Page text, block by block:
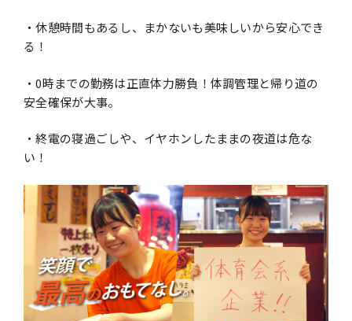
・休憩時間もあるし、まかないも美味しいから安心でき
る！
・0時までの勤務は正直体力勝負！体調管理と帰り道の
安全確保が大事。
・終電の寝過ごしや、イヤホンしたままの夜道は危な
い！